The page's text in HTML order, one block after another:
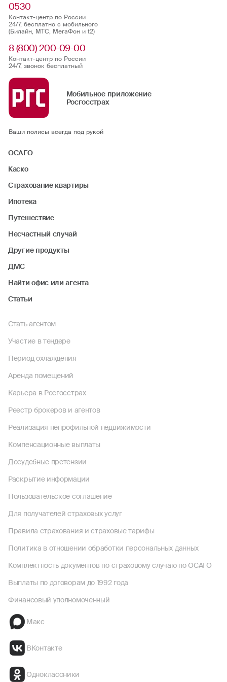
0530
Контакт-центр по России
24/7, бесплатно с мобильного
(Билайн, МТС, МегаФон и t2)
8 (800) 200-09-00
Контакт-центр по России
24/7, звонок бесплатный
Мобильное приложение
Росгосстрах
Ваши полисы всегда под рукой
ОСАГО
Каско
Страхование квартиры
Ипотека
Путешествие
Несчастный случай
Другие продукты
ДМС
Найти офис или агента
Статьи
Стать агентом
Участие в тендере
Период охлаждения
Аренда помещений
Карьера в Росгосстрах
Реестр брокеров и агентов
Реализация непрофильной недвижимости
Компенсационные выплаты
Досудебные претензии
Раскрытие информации
Пользовательское соглашение
Для получателей страховых услуг
Правила страхования и страховые тарифы
Политика в отношении обработки персональных данных
Комплектность документов по страховому случаю по ОСАГО
Выплаты по договорам до 1992 года
Финансовый уполномоченный
Макс
ВКонтакте
Одноклассники